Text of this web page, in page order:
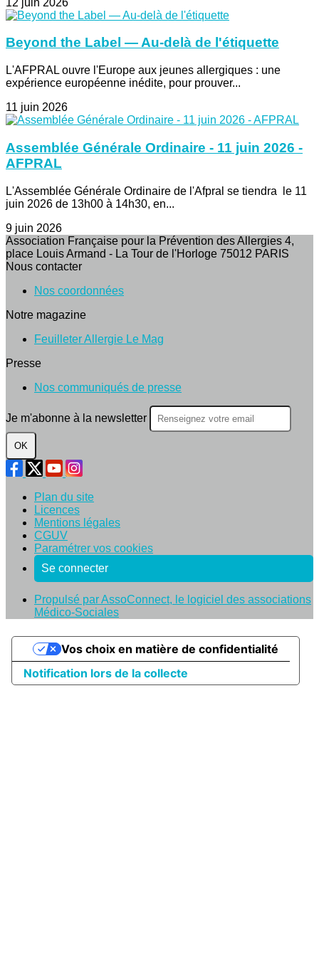
Beyond the Label — Au-delà de l'étiquette
L'AFPRAL ouvre l'Europe aux jeunes allergiques : une
expérience européenne inédite, pour prouver...
11 juin 2026
Assemblée Générale Ordinaire - 11 juin 2026 -
AFPRAL
L'Assemblée Générale Ordinaire de l'Afpral se tiendra le 11
juin 2026 de 13h00 à 14h30, en...
9 juin 2026
Association Française pour la Prévention des Allergies 4,
place Louis Armand - La Tour de l'Horloge 75012 PARIS
Nous contacter
Nos coordonnées
Notre magazine
Feuilleter Allergie Le Mag
Presse
Nos communiqués de presse
Je m'abonne à la newsletter
OK
Plan du site
Licences
Mentions légales
CGUV
Paramétrer vos cookies
Se connecter
Propulsé par AssoConnect, le logiciel des associations
Médico-Sociales
Notification lors de la collecte
Vos choix en matière de confidentialité